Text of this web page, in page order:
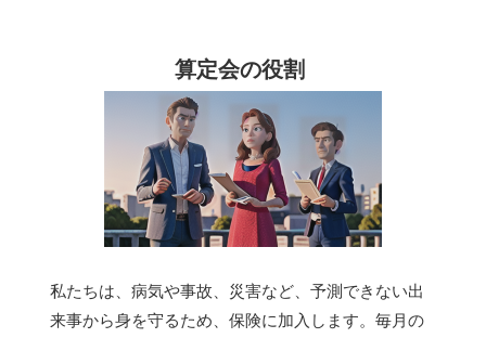
算定会の役割
私たちは、病気や事故、災害など、予測できない出
来事から身を守るため、保険に加入します。毎月の